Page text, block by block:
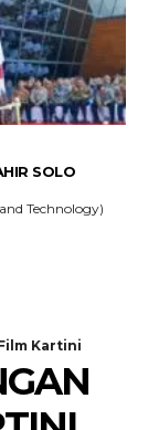
SOLO
Technology)